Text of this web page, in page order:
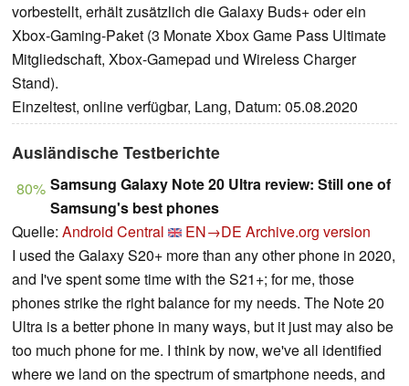
vorbestellt, erhält zusätzlich die Galaxy Buds+ oder ein
Xbox-Gaming-Paket (3 Monate Xbox Game Pass Ultimate
Mitgliedschaft, Xbox-Gamepad und Wireless Charger
Stand).
Einzeltest, online verfügbar, Lang, Datum: 05.08.2020
Ausländische Testberichte
80% Samsung Galaxy Note 20 Ultra review: Still one of
Samsung's best phones
Quelle: Android Central EN→DE Archive.org version
I used the Galaxy S20+ more than any other phone in 2020,
and I've spent some time with the S21+; for me, those
phones strike the right balance for my needs. The Note 20
Ultra is a better phone in many ways, but it just may also be
too much phone for me. I think by now, we've all identified
where we land on the spectrum of smartphone needs, and